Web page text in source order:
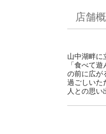
店舗
山中湖畔に
「食べて
の前に広が
過ごしいた
人との思い